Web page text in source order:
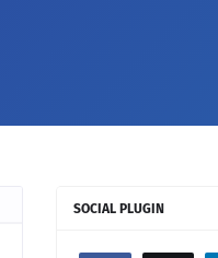
SOCIAL PLUGIN